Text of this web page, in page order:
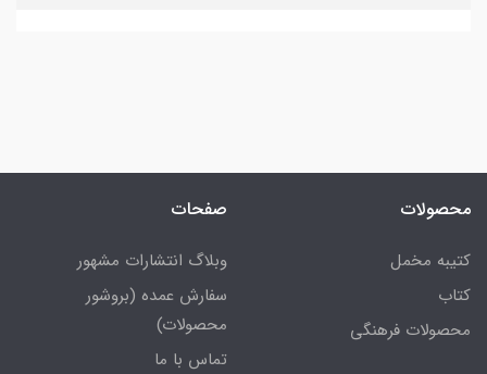
محصولات
کتیبه مخمل
کتاب
محصولات فرهنگی
صفحات
وبلاگ انتشارات مشهور
سفارش عمده (بروشور
محصولات)
تماس با ما